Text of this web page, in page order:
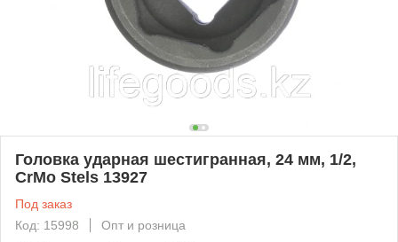
Головка ударная шестигранная, 24 мм, 1/2,
CrMo Stels 13927
Под заказ
Код: 15998
Опт и розница